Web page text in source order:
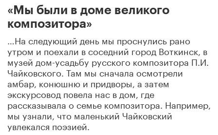
«Мы были в доме великого
композитора»
…На следующий день мы проснулись рано
утром и поехали в соседний город Воткинск, в
музей дом-усадьбу русского композитора П.И.
Чайковского. Там мы сначала осмотрели
амбар, конюшню и придворы, а затем
экскурсовод повела нас в дом, где
рассказывала о семье композитора. Например,
мы узнали, что маленький Чайковский
увлекался поэзией.